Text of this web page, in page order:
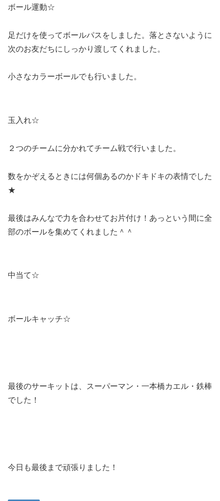
ボール運動☆
足だけを使ってボールパスをしました。落とさないように
次のお友だちにしっかり渡してくれました。
小さなカラーボールでも行いました。
玉入れ☆
２つのチームに分かれてチーム戦で行いました。
数をかぞえるときには何個あるのかドキドキの表情でした
★
最後はみんなで力を合わせてお片付け！あっという間に全
部のボールを集めてくれました＾＾
中当て☆
ボールキャッチ☆
最後のサーキットは、スーパーマン・一本橋カエル・鉄棒
でした！
今日も最後まで頑張りました！